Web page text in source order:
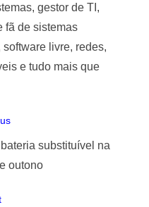
gestor de TI,
fã de sistemas
livre, redes,
e tudo mais que
substituível na
outono